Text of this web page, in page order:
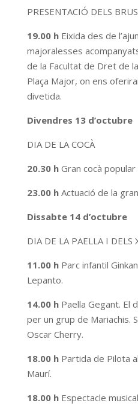
PRESENTACIÓ DELS
19.00 h Eixida des de
majoralesses
de la Facultat de Dret de
Plaça Major, on ens
divetida.
Divendres 13 d’octubre
DIA DE LA COCÀ
20.30 h Gran cocà popular
23.00 h Actuació de la
Dissabte 14 d’octubre
DIA DE LA PAELLA I DELS
11.00 h Parc infantil
Lepanto.
14.00 h Paella Gegant. El
per un grup de Mariachis.
Oscar Cherry.
18.00 h Partida de Pilota
Maurí.
18.00 h Espectacle